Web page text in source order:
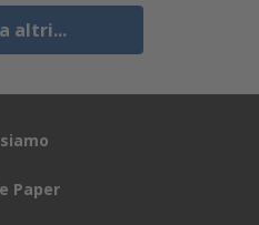
altri...
Paper